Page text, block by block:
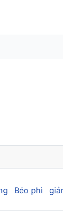
Béo phì